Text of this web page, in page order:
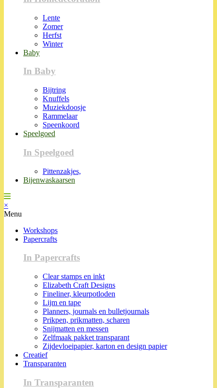
Lente
Zomer
Herfst
Winter
Baby
In Baby
Bijtring
Knuffels
Muziekdoosje
Rammelaar
Speenkoord
Speelgoed
In Speelgoed
Pittenzakjes,
Bijenwaskaarsen
×
Menu
Workshops
Papercrafts
In Papercrafts
Clear stamps en inkt
Elizabeth Craft Designs
Fineliner, kleurpotloden
Lijm en tape
Planners, journals en bulletjournals
Prikpen, prikmatten, scharen
Snijmatten en messen
Zelfmaak pakket transparant
Zijdevloeipapier, karton en design papier
Creatief
Transparanten
In Transparanten